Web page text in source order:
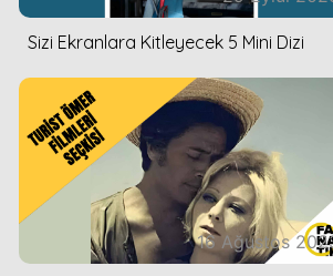
Sizi Ekranlara Kitleyecek 5 Mini Dizi
16 Ağustos